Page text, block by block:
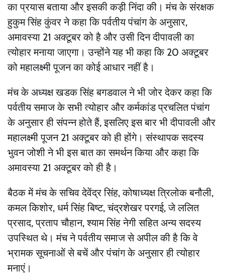
का प्रयास बताया और इसकी कड़ी निंदा की। मंच के संरक्षक
हुकुम सिंह कुंवर ने कहा कि पर्वतीय पंचांग के अनुसार,
अमावस्या 21 अक्टूबर को है और उसी दिन दीपावली का
त्योहार मनाया जाएगा। उन्होंने यह भी कहा कि 20 अक्टूबर
को महालक्ष्मी पूजन का कोई आधार नहीं है।
मंच के अध्यक्ष खडक सिंह बगडवाल ने भी जोर देकर कहा कि
पर्वतीय समाज के सभी त्योहार और कर्मकांड प्रचलित पंचांग
के अनुसार ही संपन्न होते हैं, इसलिए इस बार भी दीपावली और
महालक्ष्मी पूजन 21 अक्टूबर को ही होंगे। संस्थापक सदस्य
भुवन जोशी ने भी इस बात का समर्थन किया और कहा कि
अमावस्या 21 अक्टूबर को ही है।
बैठक में मंच के सचिव देवेंद्र सिंह, कोषाध्यक्ष त्रिलोक बनौली,
कमल किशोर, धर्म सिंह बिष्ट, चंद्रशेखर परगई, जे ललित
प्रसाद, प्रताप चौहान, श्याम सिंह नेगी सहित अन्य सदस्य
उपस्थित थे। मंच ने पर्वतीय समाज से अपील की है कि वे
भ्रामक सूचनाओं से बचें और पंचांग के अनुसार ही त्योहार
मनाएं।